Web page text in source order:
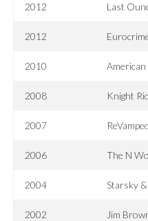
2012 Last
2012
2010
2008 Knight
2007 ReVamped
2006 The N
2004 Starsky
2002 Jim